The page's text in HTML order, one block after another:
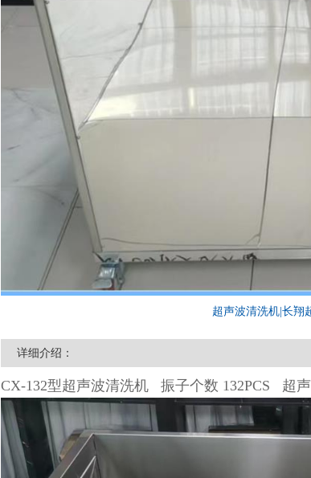
超声波清洗机|长翔
详细介绍：
CX-132型超声波清洗机 振子个数 132PCS 超声